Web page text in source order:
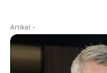
Artikel -